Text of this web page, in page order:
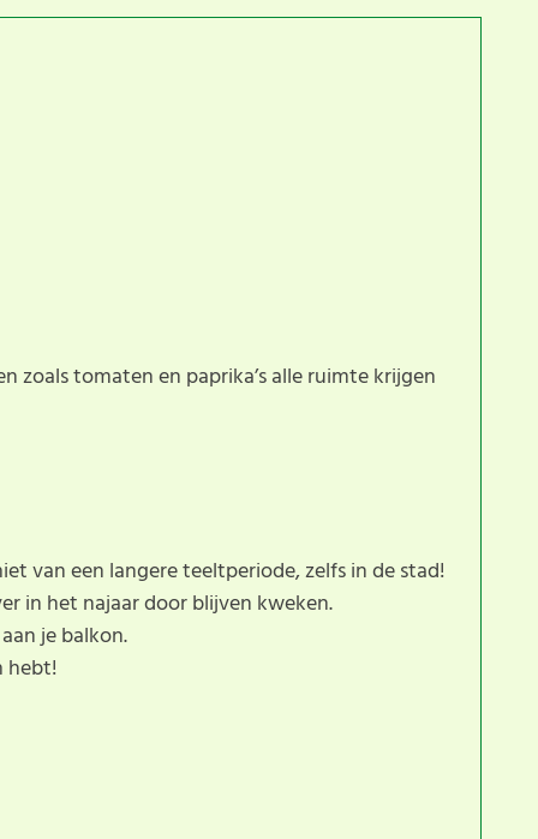
tomaten en paprika’s alle ruimte krijgen
van een langere teeltperiode, zelfs in de stad!
in het najaar door blijven kweken.
je balkon.
hebt!